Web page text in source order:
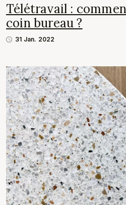
Télétravail :
coin bureau ?
31 Jan. 2022